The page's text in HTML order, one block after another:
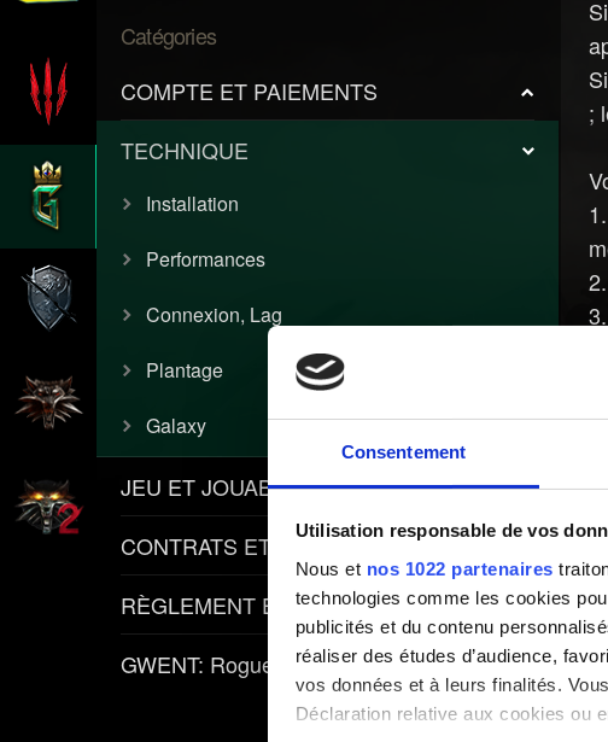
Consentement
Utilisation responsable de vos
Nous et nos 1022 partenaires
technologies comme les cookies
publicités et du contenu
réaliser des études d’audience,
vos données et à leurs finalités.
Déclaration relative aux cookies ou
Catégories
COMPTE ET PAIEMENTS
TECHNIQUE
Installation
Performances
Connexion, Lag
Plantage
Galaxy
JEU ET JOUABILITÉ
CONTRATS ET ARTICLES
RÈGLEMENT ET POLITIQUES
GWENT: Rogue Mage
;